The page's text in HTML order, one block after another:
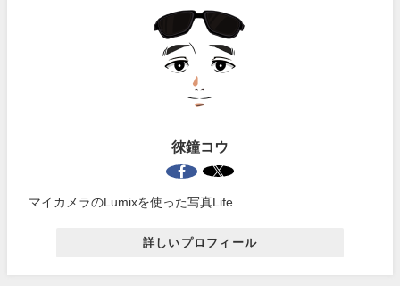
徠鐘コウ
マイカメラのLumixを使った写真Life
詳しいプロフィール